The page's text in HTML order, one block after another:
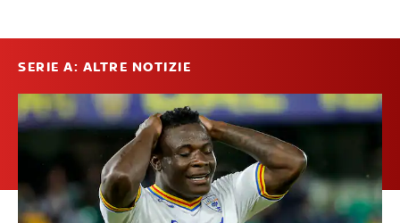
SERIE A: ALTRE NOTIZIE